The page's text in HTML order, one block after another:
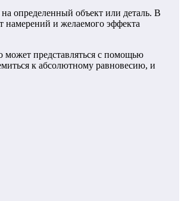
определенный объект или деталь. В
намерений и желаемого эффекта
может представляться с помощью
к абсолютному равновесию, и